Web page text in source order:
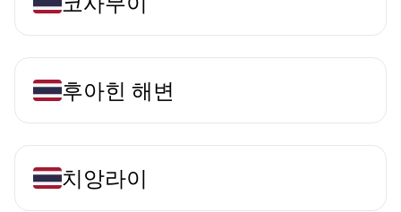
후아힌 해변
치앙라이